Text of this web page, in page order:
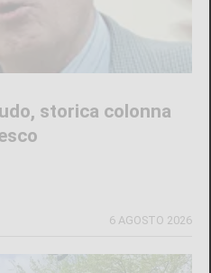
storica colonna
6 AGOSTO 2026